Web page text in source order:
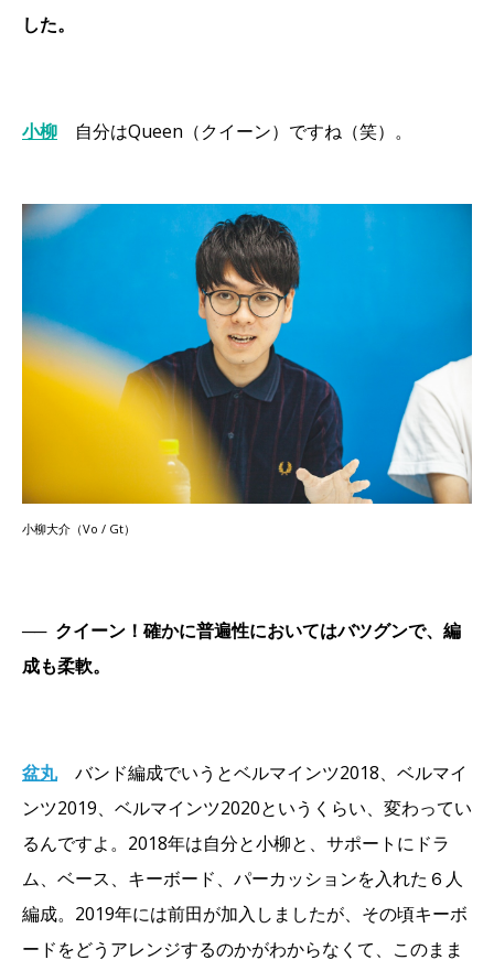
した。
小柳 自分はQueen（クイーン）ですね（笑）。
小柳大介（Vo / Gt）
── クイーン！確かに普遍性においてはバツグンで、編
成も柔軟。
盆丸
バンド編成でいうとベルマインツ2018、ベルマイ
ンツ2019、ベルマインツ2020というくらい、変わってい
るんですよ。2018年は自分と小柳と、サポートにドラ
ム、ベース、キーボード、パーカッションを入れた６人
編成。2019年には前田が加入しましたが、その頃キーボ
ードをどうアレンジするのかがわからなくて、このまま